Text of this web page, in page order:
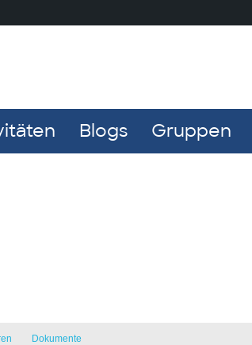
Blogs Gruppen
Dokumente